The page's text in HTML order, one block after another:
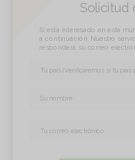
Solicitud
Si está interesado en esta
a continuación. Nuestro
responderá su correo